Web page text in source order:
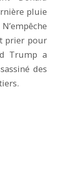
pluie
prier pour
Trump a
des